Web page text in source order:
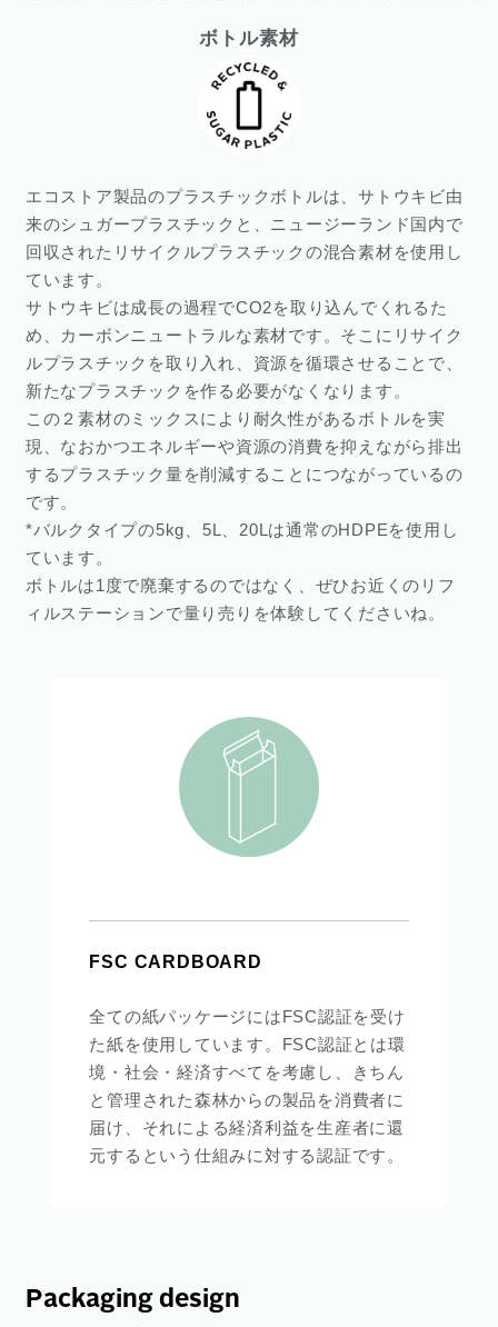
ボトル素材
エコストア製品のプラスチックボトルは、サトウキビ由
来のシュガープラスチックと、ニュージーランド国内で
回収されたリサイクルプラスチックの混合素材を使用し
ています。
サトウキビは成長の過程でCO2を取り込んでくれるた
め、カーボンニュートラルな素材です。そこにリサイク
ルプラスチックを取り入れ、資源を循環させることで、
新たなプラスチックを作る必要がなくなります。
この２素材のミックスにより耐久性があるボトルを実
現、なおかつエネルギーや資源の消費を抑えながら排出
するプラスチック量を削減することにつながっているの
です。
*バルクタイプの5kg、5L、20Lは通常のHDPEを使用し
ています。
ボトルは1度で廃棄するのではなく、ぜひお近くの リフ
ィルステーションで量り売りを体験してくださいね。
FSC CARDBOARD
全ての紙パッケージにはFSC認証を受け
た紙を使用しています。FSC認証とは環
境・社会・経済すべてを考慮し、きちん
と管理された森林からの製品を消費者に
届け、それによる経済利益を生産者に還
元するという仕組みに対する認証です。
Packaging design